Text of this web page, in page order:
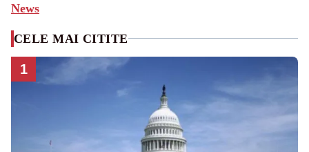
News
CELE MAI CITITE
1